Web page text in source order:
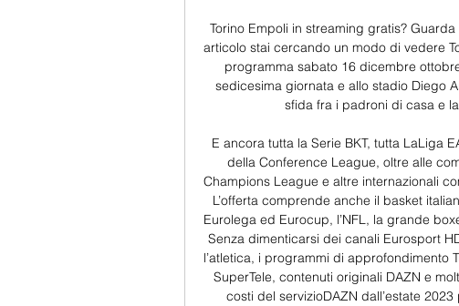
Torino Empoli in streaming gratis?
articolo stai cercando un modo di vedere
programma sabato 16 dicembre
sedicesima giornata e allo stadio Diego
sfida fra i padroni di casa e
E ancora tutta la Serie BKT, tutta LaLiga
della Conference League, oltre alle
Champions League e altre internazionali
L’offerta comprende anche il basket
Eurolega ed Eurocup, l’NFL, la grande
Senza dimenticarsi dei canali Eurosport
l’atletica, i programmi di approfondimento
SuperTele, contenuti originali DAZN e
costi del servizioDAZN dall’estate